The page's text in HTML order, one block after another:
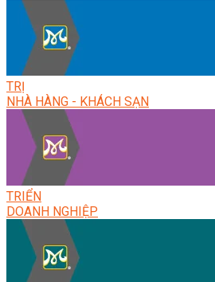
TRỊ
NHÀ HÀNG - KHÁCH SẠN
TRIỂN
DOANH NGHIỆP